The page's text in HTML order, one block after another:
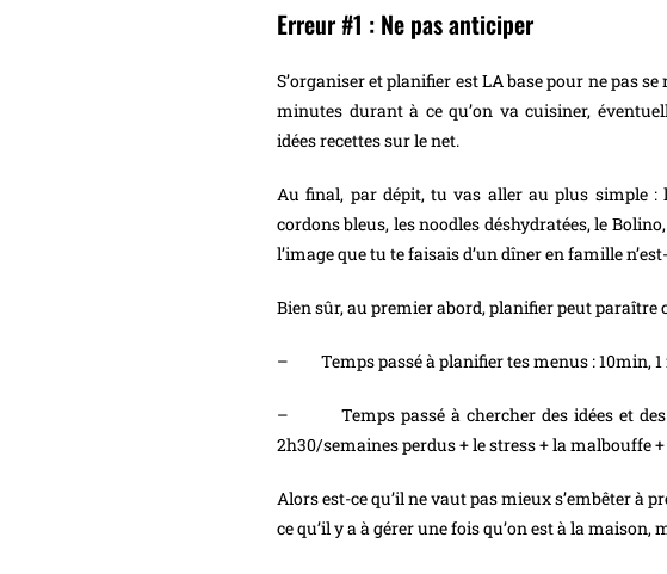
Erreur #1 : Ne pas anticiper
S’organiser et planifier est LA base pour ne pas
minutes durant à ce qu’on va cuisiner,
idées recettes sur le net.
Au final, par dépit, tu vas aller au plus simple :
cordons bleus, les noodles déshydratées, le
l’image que tu te faisais d’un dîner en famille
Bien sûr, au premier abord, planifier peut
– Temps passé à planifier tes menus : 10min, 1
– Temps passé à chercher des idées et des
2h30/semaines perdus + le stress + la malbouffe
Alors est-ce qu’il ne vaut pas mieux s’embêter à
ce qu’il y a à gérer une fois qu’on est à la maison,